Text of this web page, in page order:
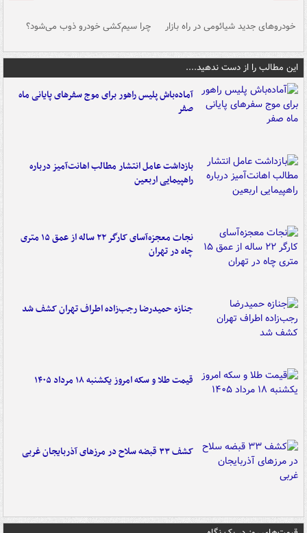
خودروهای جدید شیائومی در راه بازار چرا سیم‌کشی خودرو ذوب می‌شود؟
این مطالب را از دست ندهید....
آماده‌باش پلیس راهور برای موج سفرهای پایانی ماه
صفر
بازداشت عامل انتشار مطالب اهانت‌آمیز درباره
راهپیمایی اربعین
نجات معجزه‌آسای کارگر ۲۲ ساله از عمق ۱۵ متری
چاه در تهران
جنازه حمیدرضا رجب‌زاده اطراف تهران کشف شد
قیمت طلا و سکه امروز یکشنبه ۱۸ مرداد ۱۴۰۵
کشف ۳۳ قبضه سلاح در مرزهای آذربایجان غربی